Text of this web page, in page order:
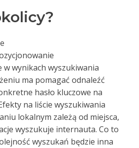
wynikach wyszukiwania
ma pomagać odnaleźć
hasło kluczowe na
na liście wyszukiwania
lokalnym zależą od miejsca,
wyszukuje internauta. Co to
wyszukań będzie inna